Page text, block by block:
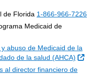
de Florida 1-866-966-7226
Medicaid de
abuso de Medicaid de la
de la salud (AHCA)
Sitio
al director financiero de